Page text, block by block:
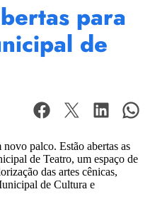
para
de
palco. Estão abertas as
de Teatro, um espaço de
das artes cênicas,
de Cultura e